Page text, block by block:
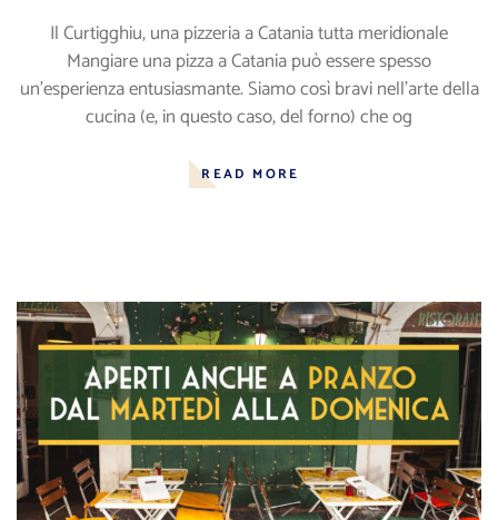
Il Curtigghiu, una pizzeria a Catania tutta meridionale
Mangiare una pizza a Catania può essere spesso
un’esperienza entusiasmante. Siamo così bravi nell’arte della
cucina (e, in questo caso, del forno) che og
READ MORE